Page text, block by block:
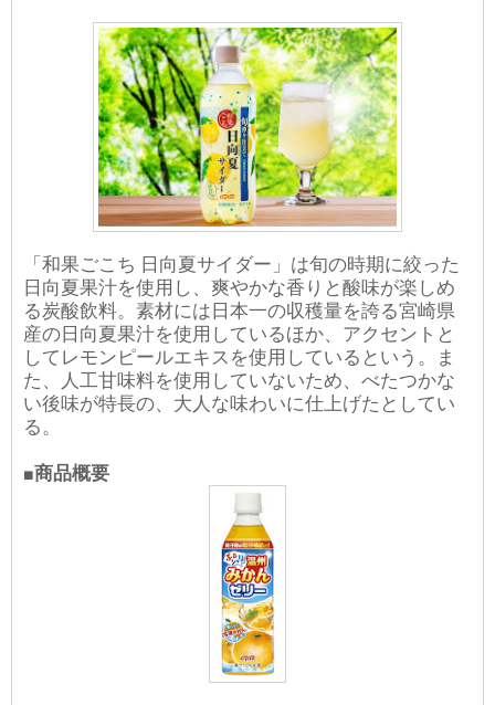
「和果ごこち 日向夏サイダー」は旬の時期に絞った
日向夏果汁を使用し、爽やかな香りと酸味が楽しめ
る炭酸飲料。素材には日本一の収穫量を誇る宮崎県
産の日向夏果汁を使用しているほか、アクセントと
してレモンピールエキスを使用しているという。ま
た、人工甘味料を使用していないため、べたつかな
い後味が特長の、大人な味わいに仕上げたとしてい
る。
■商品概要